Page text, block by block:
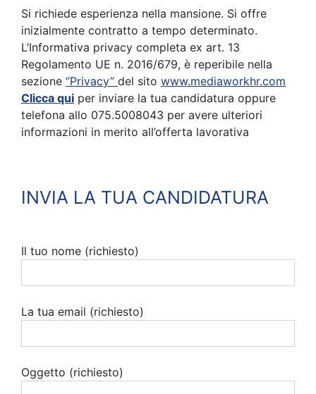
Si richiede esperienza nella mansione. Si offre
inizialmente contratto a tempo determinato.
L’Informativa privacy completa ex art. 13
Regolamento UE n. 2016/679, è reperibile nella
sezione “Privacy” del sito www.mediaworkhr.com
Clicca qui per inviare la tua candidatura oppure
telefona allo 075.5008043 per avere ulteriori
informazioni in merito all’offerta lavorativa
INVIA LA TUA CANDIDATURA
Il tuo nome (richiesto)
La tua email (richiesto)
Oggetto (richiesto)